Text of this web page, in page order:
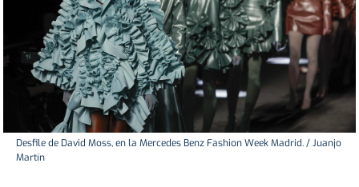
Desfile de David Moss, en la Mercedes Benz Fashion Week Madrid. / Juanjo
Martín